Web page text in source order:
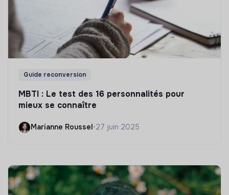
Guide reconversion
MBTI : Le test des 16 personnalités pour
mieux se connaître
Marianne Roussel •27 juin 2025